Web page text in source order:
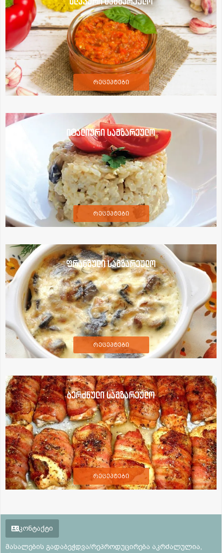
რეცეპტები
იტალიური სამზარეულო
რეცეპტები
ფრანგული სამზარეულო
რეცეპტები
ბერძნული სამზარეულო
რეცეპტები
კონტაქტი
მასალების გადაბეჭდვა/რეპროდუცირება აკრძალულია,